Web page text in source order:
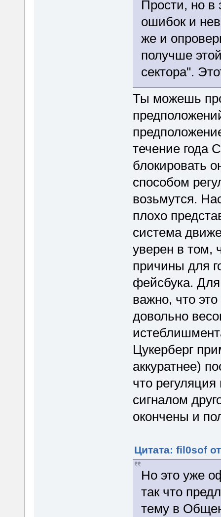
Прости, но в
ошибок и
же и
получше
сектора".
Ты можешь
течение года
блокировать
способом
возьмутся.
плохо
система
уверен в том,
причины для
фейсбука.
важно, что
довольно
Цукерберг
аккуратнее)
что
сигналом
окончены и
Цитата: fil0sof
Но это уже
так что
тему в